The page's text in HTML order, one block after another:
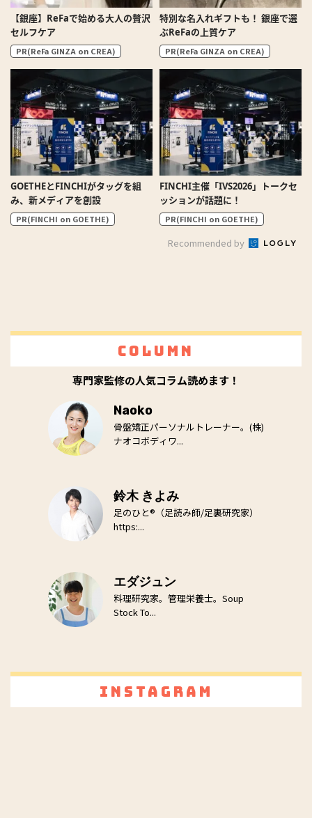
【銀座】ReFaで始める大人の贅沢
セルフケア
PR(ReFa GINZA on CREA)
特別な名入れギフトも！ 銀座で選
ぶReFaの上質ケア
PR(ReFa GINZA on CREA)
GOETHEとFINCHIがタッグを組
み、新メディアを創設
PR(FINCHI on GOETHE)
FINCHI主催「IVS2026」トークセ
ッションが話題に！
PR(FINCHI on GOETHE)
Recommended by
Column
専門家監修の人気コラム読めます！
Naoko
骨盤矯正パーソナルトレーナー。(株)
ナオコボディワ...
鈴木 きよみ
足のひと®（足読み師/足裏研究家）
https:...
エダジュン
料理研究家。管理栄養士。Soup
Stock To...
Instagram